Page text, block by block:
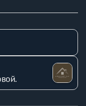
У нас высокие
и
документов
залог
проведения
проживания и
и поздний